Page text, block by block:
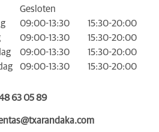
Gesloten
09:00-13:30
15:30-20:00
09:00-13:30
15:30-20:00
09:00-13:30
15:30-20:00
09:00-13:30 15:30-20:00
63 05 89